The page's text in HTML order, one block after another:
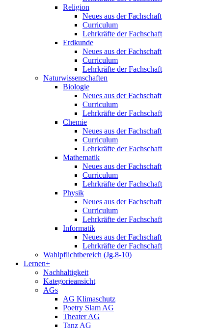
Religion
Neues aus der Fachschaft
Curriculum
Lehrkräfte der Fachschaft
Erdkunde
Neues aus der Fachschaft
Curriculum
Lehrkräfte der Fachschaft
Naturwissenschaften
Biologie
Neues aus der Fachschaft
Curriculum
Lehrkräfte der Fachschaft
Chemie
Neues aus der Fachschaft
Curriculum
Lehrkräfte der Fachschaft
Mathematik
Neues aus der Fachschaft
Curriculum
Lehrkräfte der Fachschaft
Physik
Neues aus der Fachschaft
Curriculum
Lehrkräfte der Fachschaft
Informatik
Neues aus der Fachschaft
Lehrkräfte der Fachschaft
Wahlpflichtbereich (Jg.8-10)
Lernen+
Nachhaltigkeit
Kategorieansicht
AGs
AG Klimaschutz
Poetry Slam AG
Theater AG
Tanz AG